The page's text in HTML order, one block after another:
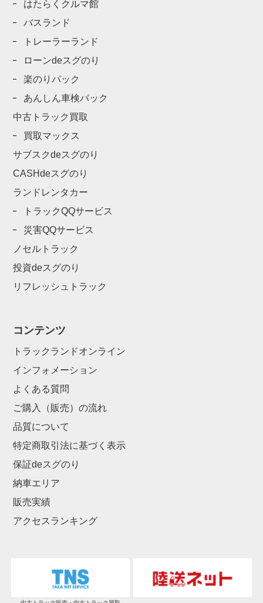
はたらくクルマ館
バスランド
トレーラーランド
ローンdeスグのり
楽のりパック
あんしん車検パック
中古トラック買取
買取マックス
サブスクdeスグのり
CASHdeスグのり
ランドレンタカー
トラックQQサービス
災害QQサービス
ノセルトラック
投資deスグのり
リフレッシュトラック
コンテンツ
トラックランドオンライン
インフォメーション
よくある質問
ご購入（販売）の流れ
品質について
特定商取引法に基づく表示
保証deスグのり
納車エリア
販売実績
アクセスランキング